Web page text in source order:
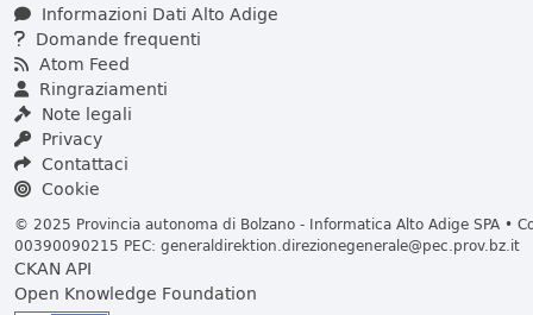
Informazioni Dati Alto Adige
Domande frequenti
Atom Feed
Ringraziamenti
Note legali
Privacy
Contattaci
Cookie
© 2025 Provincia autonoma di Bolzano - Informatica Alto Adige SPA •
00390090215 PEC: generaldirektion.direzionegenerale@pec.prov.bz.it
CKAN API
Open Knowledge Foundation